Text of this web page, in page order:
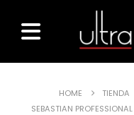
HOME TIENDA
SEBASTIAN